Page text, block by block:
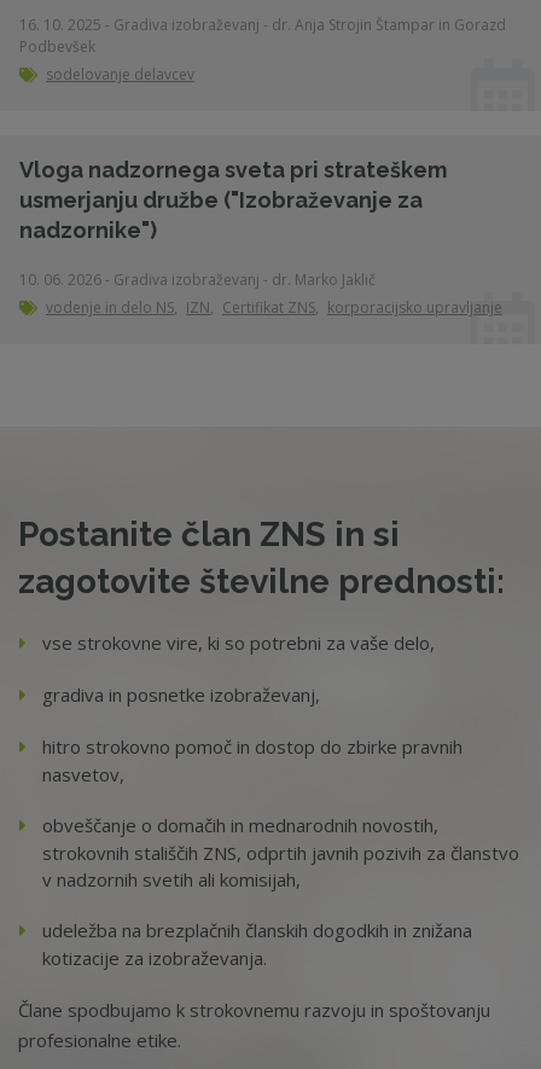
16. 10. 2025 - Gradiva izobraževanj - dr. Anja Strojin Štampar in Gorazd
Podbevšek
sodelovanje delavcev
Vloga nadzornega sveta pri strateškem
usmerjanju družbe ("Izobraževanje za
nadzornike")
10. 06. 2026 - Gradiva izobraževanj - dr. Marko Jaklič
vodenje in delo NS, IZN, Certifikat ZNS, korporacijsko upravljanje
Postanite član ZNS in si
zagotovite številne prednosti:
vse strokovne vire, ki so potrebni za vaše delo,
gradiva in posnetke izobraževanj,
hitro strokovno pomoč in dostop do zbirke pravnih
nasvetov,
obveščanje o domačih in mednarodnih novostih,
strokovnih stališčih ZNS, odprtih javnih pozivih za članstvo
v nadzornih svetih ali komisijah,
udeležba na brezplačnih članskih dogodkih in znižana
kotizacije za izobraževanja.
Člane spodbujamo k strokovnemu razvoju in spoštovanju
profesionalne etike.